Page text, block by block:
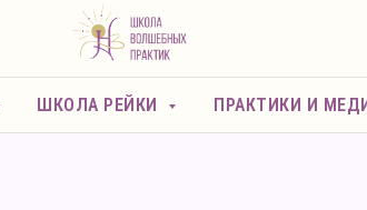
ШКОЛА РЕЙКИ ПРАКТИКИ И